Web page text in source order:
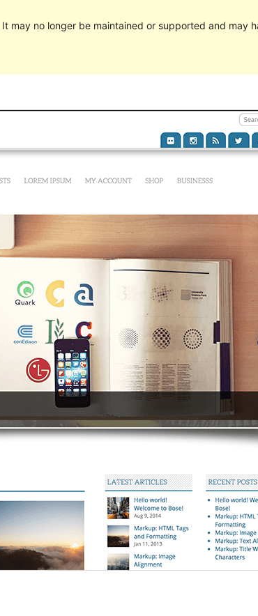
It may no longer be maintained or supported and may